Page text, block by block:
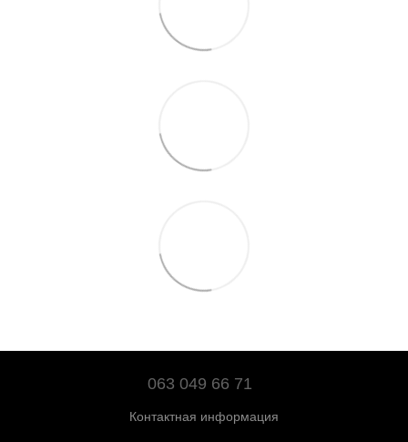
063 049 66 71
Контактная информация